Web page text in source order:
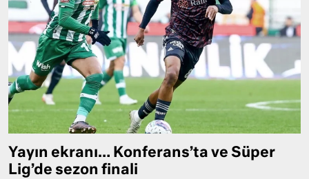
Yayın ekranı… Konferans’ta ve Süper
Lig’de sezon finali